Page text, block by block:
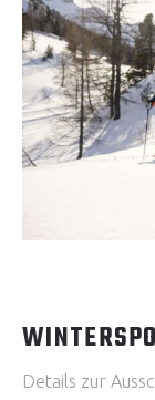
Details zur